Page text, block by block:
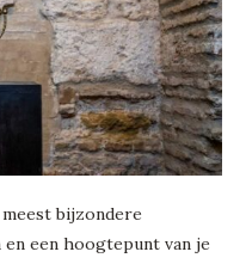
bijzondere
een hoogtepunt van je